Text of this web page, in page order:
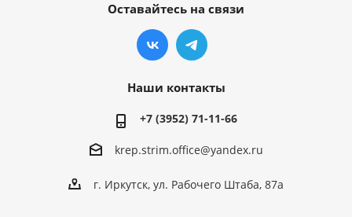
Оставайтесь на связи
Наши контакты
+7 (3952) 71-11-66
krep.strim.office@yandex.ru
г. Иркутск, ул. Рабочего Штаба, 87а